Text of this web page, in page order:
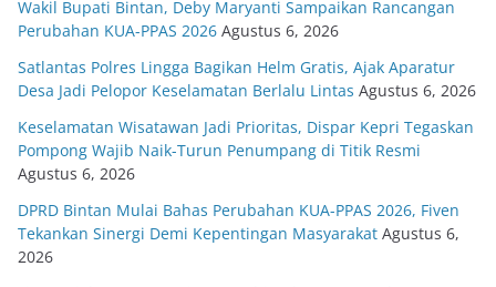
Wakil Bupati Bintan, Deby Maryanti Sampaikan Rancangan
Perubahan KUA-PPAS 2026 Agustus 6, 2026
Satlantas Polres Lingga Bagikan Helm Gratis, Ajak Aparatur
Desa Jadi Pelopor Keselamatan Berlalu Lintas Agustus 6, 2026
Keselamatan Wisatawan Jadi Prioritas, Dispar Kepri Tegaskan
Pompong Wajib Naik-Turun Penumpang di Titik Resmi
Agustus 6, 2026
DPRD Bintan Mulai Bahas Perubahan KUA-PPAS 2026, Fiven
Tekankan Sinergi Demi Kepentingan Masyarakat Agustus 6,
2026